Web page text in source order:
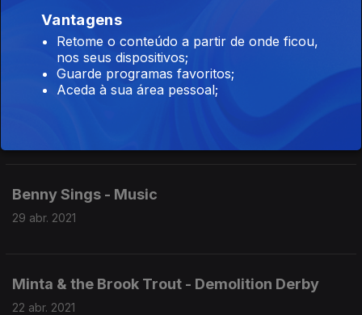
St. Vincent - Daddy's Home
20 mai. 2021
Benny Sings - Music
29 abr. 2021
Minta & the Brook Trout - Demolition Derby
22 abr. 2021
Vantagens
Retome o conteúdo a partir de onde ficou,
nos seus dispositivos;
Guarde programas favoritos;
Aceda à sua área pessoal;